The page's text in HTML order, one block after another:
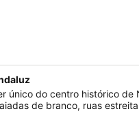
único do centro histórico de
de branco, ruas